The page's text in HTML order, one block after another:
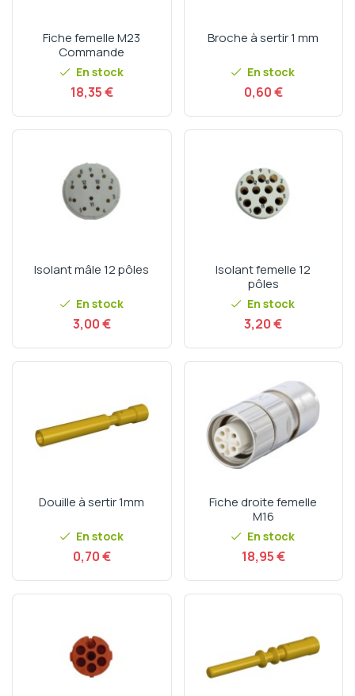
Fiche femelle M23
Commande
En stock
Prix
18,35 €
Broche à sertir 1 mm
En stock
Prix
0,60 €
Isolant mâle 12 pôles
En stock
Prix
3,00 €
Isolant femelle 12
pôles
En stock
Prix
3,20 €
Douille à sertir 1mm
En stock
Prix
0,70 €
Fiche droite femelle
M16
En stock
Prix
18,95 €